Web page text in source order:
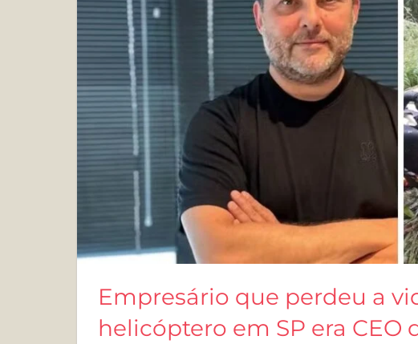
Empresário que perdeu a
helicóptero em SP era CEO